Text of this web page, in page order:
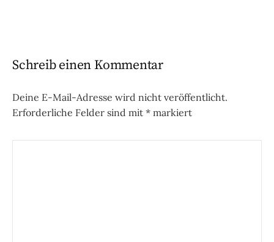
Schreib einen Kommentar
Deine E-Mail-Adresse wird nicht veröffentlicht.
Erforderliche Felder sind mit * markiert